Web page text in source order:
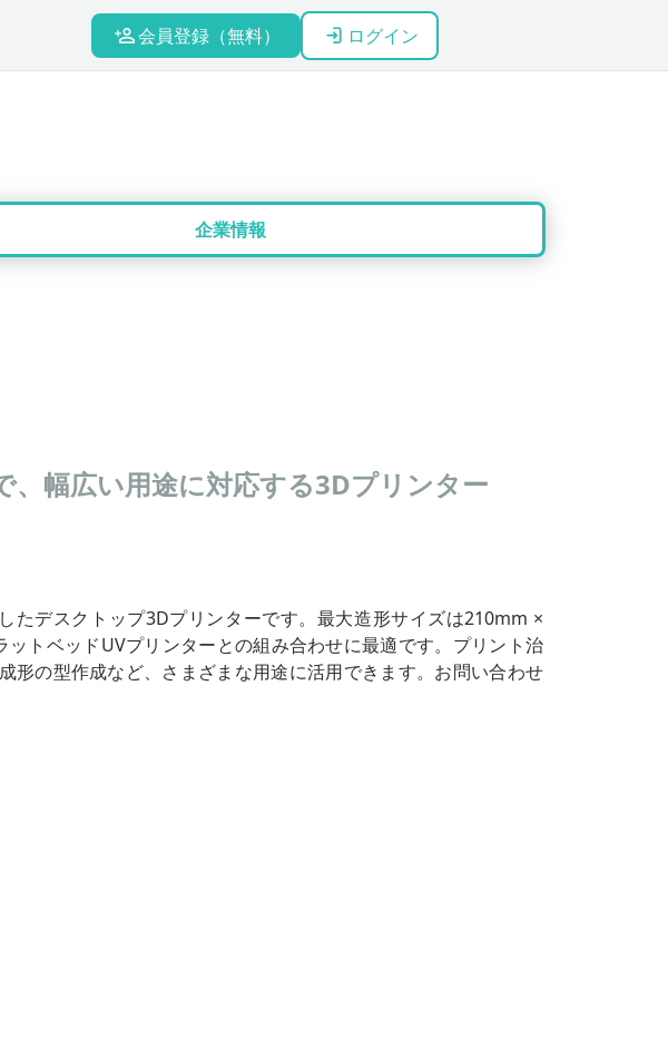
会員登録（無料） ログイン
企業情報
、幅広い用途に対応する3Dプリンター
たデスクトップ3Dプリンターです。最大造形サイズは210mm ×
トベッドUVプリンターとの組み合わせに最適です。プリント治
形の型作成など、さまざまな用途に活用できます。お問い合わせ